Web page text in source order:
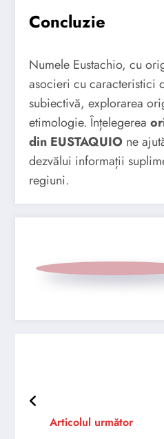
Concluzie
Numele Eustachio, cu
asocieri cu caracteristici
subiectivă, explorarea
etimologie. Înțelegerea
din EUSTAQUIO ne
dezvălui informații
regiuni.
Articolul următor